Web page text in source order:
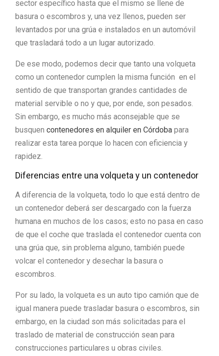
sector específico hasta que el mismo se llene de
basura o escombros y, una vez llenos, pueden ser
levantados por una grúa e instalados en un automóvil
que trasladará todo a un lugar autorizado.
De ese modo, podemos decir que tanto una volqueta
como un contenedor cumplen la misma función en el
sentido de que transportan grandes cantidades de
material servible o no y que, por ende, son pesados.
Sin embargo, es mucho más aconsejable que se
busquen contenedores en alquiler en Córdoba para
realizar esta tarea porque lo hacen con eficiencia y
rapidez.
Diferencias entre una volqueta y un contenedor
A diferencia de la volqueta, todo lo que está dentro de
un contenedor deberá ser descargado con la fuerza
humana en muchos de los casos; esto no pasa en caso
de que el coche que traslada el contenedor cuenta con
una grúa que, sin problema alguno, también puede
volcar el contenedor y desechar la basura o
escombros.
Por su lado, la volqueta es un auto tipo camión que de
igual manera puede trasladar basura o escombros, sin
embargo, en la ciudad son más solicitadas para el
traslado de material de construcción sean para
construcciones particulares u obras civiles.